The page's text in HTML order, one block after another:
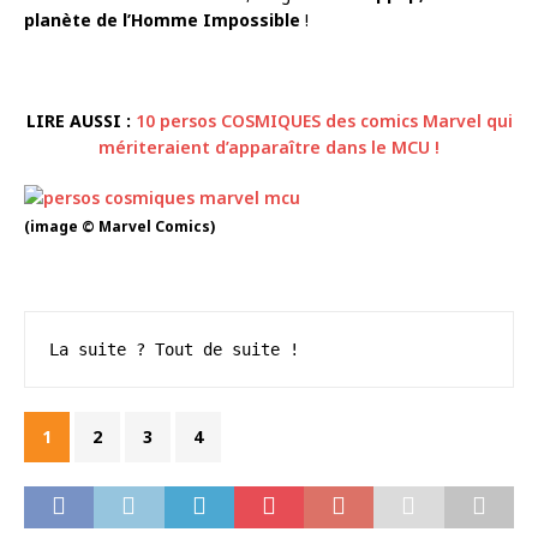
planète de l’Homme Impossible !
LIRE AUSSI : 10 persos COSMIQUES des comics Marvel qui
mériteraient d’apparaître dans le MCU !
(image © Marvel Comics)
La suite ? Tout de suite !
1 2 3 4